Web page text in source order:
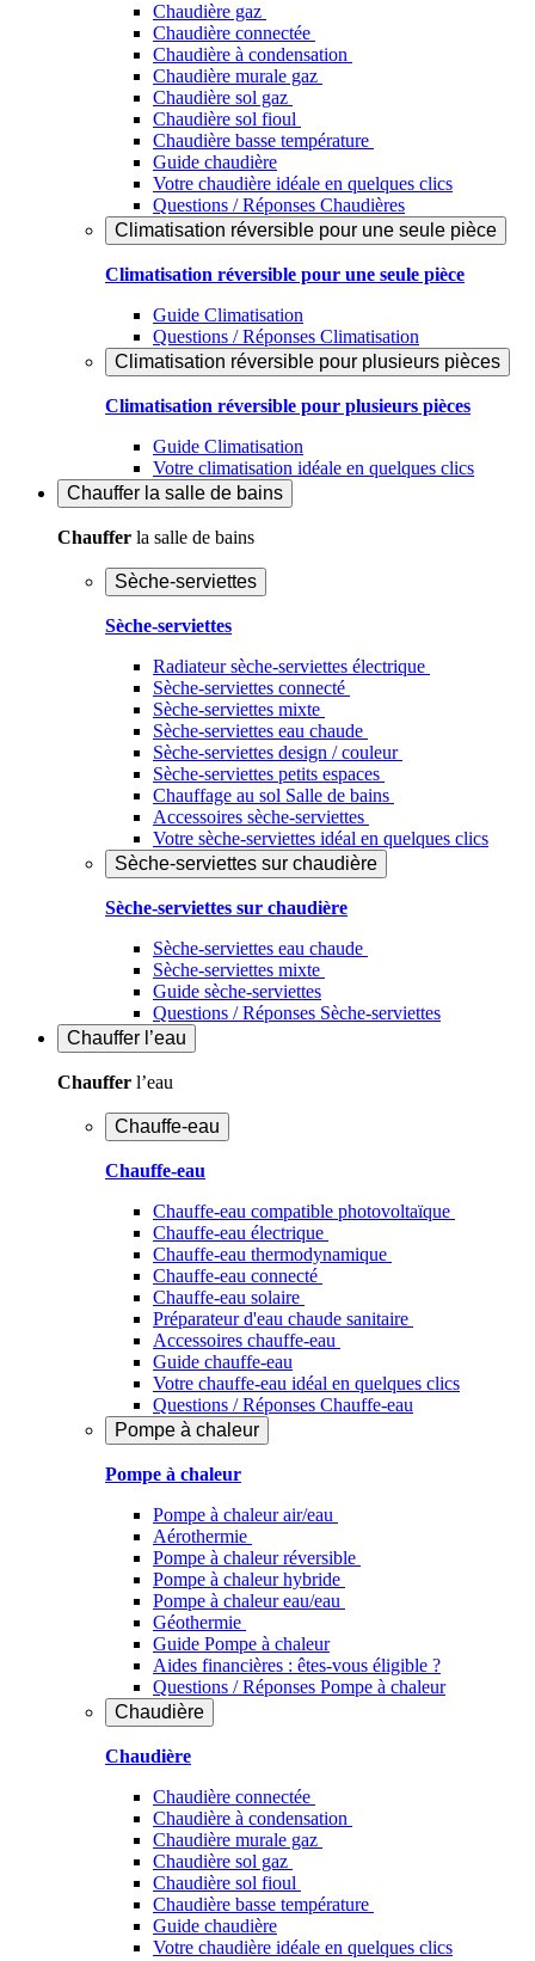
Chaudière gaz
Chaudière connectée
Chaudière à condensation
Chaudière murale gaz
Chaudière sol gaz
Chaudière sol fioul
Chaudière basse température
Guide chaudière
Votre chaudière idéale en quelques clics
Questions / Réponses Chaudières
Climatisation réversible pour une seule pièce
Climatisation réversible pour une seule pièce
Guide Climatisation
Questions / Réponses Climatisation
Climatisation réversible pour plusieurs pièces
Climatisation réversible pour plusieurs pièces
Guide Climatisation
Votre climatisation idéale en quelques clics
Chauffer la salle de bains
Chauffer la salle de bains
Sèche-serviettes
Sèche-serviettes
Radiateur sèche-serviettes électrique
Sèche-serviettes connecté
Sèche-serviettes mixte
Sèche-serviettes eau chaude
Sèche-serviettes design / couleur
Sèche-serviettes petits espaces
Chauffage au sol Salle de bains
Accessoires sèche-serviettes
Votre sèche-serviettes idéal en quelques clics
Sèche-serviettes sur chaudière
Sèche-serviettes sur chaudière
Sèche-serviettes eau chaude
Sèche-serviettes mixte
Guide sèche-serviettes
Questions / Réponses Sèche-serviettes
Chauffer l’eau
Chauffer l’eau
Chauffe-eau
Chauffe-eau
Chauffe-eau compatible photovoltaïque
Chauffe-eau électrique
Chauffe-eau thermodynamique
Chauffe-eau connecté
Chauffe-eau solaire
Préparateur d'eau chaude sanitaire
Accessoires chauffe-eau
Guide chauffe-eau
Votre chauffe-eau idéal en quelques clics
Questions / Réponses Chauffe-eau
Pompe à chaleur
Pompe à chaleur
Pompe à chaleur air/eau
Aérothermie
Pompe à chaleur réversible
Pompe à chaleur hybride
Pompe à chaleur​ eau/eau
Géothermie
Guide Pompe à chaleur
Aides financières : êtes-vous éligible ?
Questions / Réponses Pompe à chaleur
Chaudière
Chaudière
Chaudière connectée
Chaudière à condensation
Chaudière murale gaz
Chaudière sol gaz
Chaudière sol fioul
Chaudière basse température
Guide chaudière
Votre chaudière idéale en quelques clics